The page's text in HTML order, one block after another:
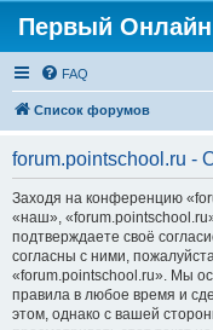
Первый Онлайн
FAQ
Список форумов
forum.pointschool.ru -
Заходя на конференцию
«наш»,
подтверждаете своё
согласны с ними,
«forum.pointschool.ru». Мы
правила в любое время и
этом, однако с вашей